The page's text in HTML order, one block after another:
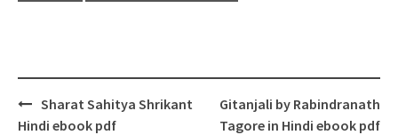
Post
navigation
Sharat Sahitya Shrikant
Hindi ebook pdf
Gitanjali by Rabindranath
Tagore in Hindi ebook pdf